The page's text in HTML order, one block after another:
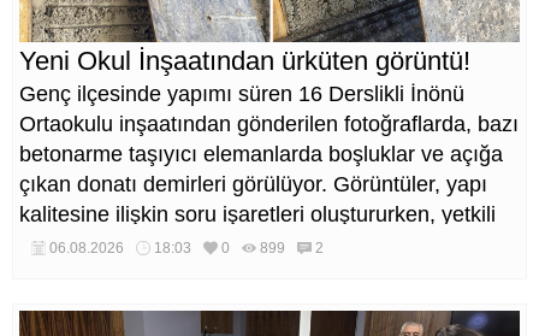
Yeni Okul İnşaatından ürküten görüntü!
Genç ilçesinde yapımı süren 16 Derslikli İnönü
Ortaokulu inşaatından gönderilen fotoğraflarda, bazı
betonarme taşıyıcı elemanlarda boşluklar ve açığa
çıkan donatı demirleri görülüyor. Görüntüler, yapı
kalitesine ilişkin soru işaretleri oluştururken, yetkili
kurumların teknik inceleme yapması çağrısı yapıldı.
06.08.2026 18:03 0 899 2